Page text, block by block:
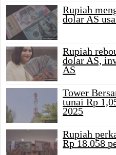
Rupiah
dolar AS
Rupiah
dolar AS,
AS
Tower
tunai Rp
2025
Rupiah
Rp 18.058